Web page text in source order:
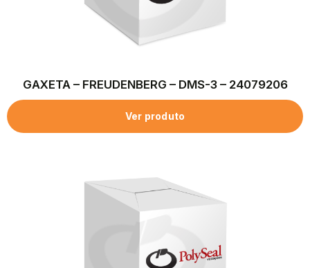
GAXETA – FREUDENBERG – DMS-3 – 24079206
Ver produto